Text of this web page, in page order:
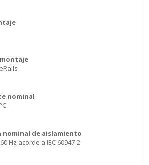
nominal
nominal de aislamiento
Hz acorde a IEC 60947-2